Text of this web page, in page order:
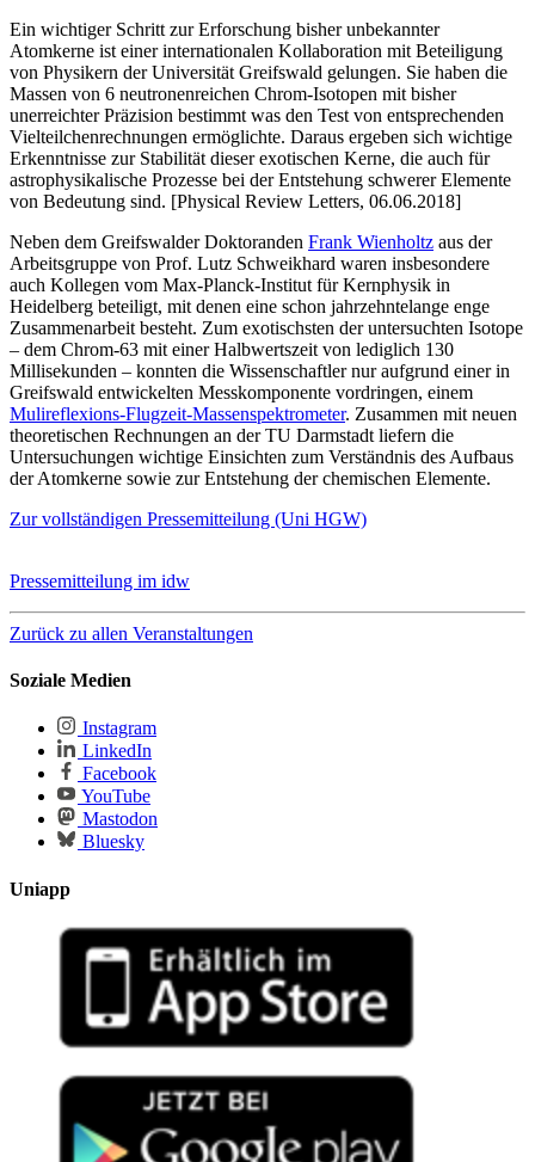
Ein wichtiger Schritt zur Erforschung bisher unbekannter
Atomkerne ist einer internationalen Kollaboration mit Beteiligung
von Physikern der Universität Greifswald gelungen. Sie haben die
Massen von 6 neutronenreichen Chrom-Isotopen mit bisher
unerreichter Präzision bestimmt was den Test von entsprechenden
Vielteilchenrechnungen ermöglichte. Daraus ergeben sich wichtige
Erkenntnisse zur Stabilität dieser exotischen Kerne, die auch für
astrophysikalische Prozesse bei der Entstehung schwerer Elemente
von Bedeutung sind. [Physical Review Letters, 06.06.2018]
Neben dem Greifswalder Doktoranden Frank Wienholtz aus der
Arbeitsgruppe von Prof. Lutz Schweikhard waren insbesondere
auch Kollegen vom Max-Planck-Institut für Kernphysik in
Heidelberg beteiligt, mit denen eine schon jahrzehntelange enge
Zusammenarbeit besteht. Zum exotischsten der untersuchten Isotope
– dem Chrom-63 mit einer Halbwertszeit von lediglich 130
Millisekunden – konnten die Wissenschaftler nur aufgrund einer in
Greifswald entwickelten Messkomponente vordringen, einem
Mulireflexions-Flugzeit-Massenspektrometer. Zusammen mit neuen
theoretischen Rechnungen an der TU Darmstadt liefern die
Untersuchungen wichtige Einsichten zum Verständnis des Aufbaus
der Atomkerne sowie zur Entstehung der chemischen Elemente.
Zur vollständigen Pressemitteilung (Uni HGW)
Pressemitteilung im idw
Zurück zu allen Veranstaltungen
Soziale Medien
Instagram
LinkedIn
Facebook
YouTube
Mastodon
Bluesky
Uniapp